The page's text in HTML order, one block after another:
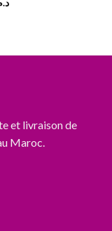
et livraison de
Maroc.